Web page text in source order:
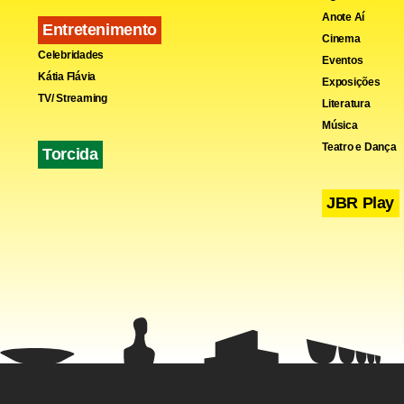
O
financeiros
do Poder
Outros
divulgados
Os ativos
momento,
Entretenimento
Celebridades
Kátia Flávia
TV/ Streaming
Torcida
Anote Aí
Cinema
Eventos
Exposições
Literatura
Música
Teatro e Dança
JBR Play